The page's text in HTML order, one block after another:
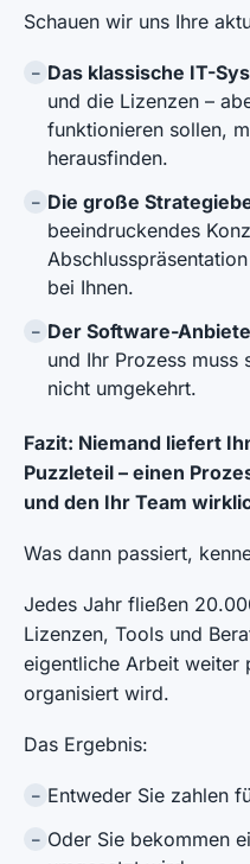
Schauen wir uns Ihre
– Das klassische IT-
und die Lizenzen –
funktionieren sollen,
herausfinden.
– Die große
beeindruckendes
bei Ihnen.
– Der Software-
und Ihr Prozess muss
nicht umgekehrt.
Fazit: Niemand liefert
Puzzleteil – einen
und den Ihr Team
Was dann passiert,
Jedes Jahr fließen
Lizenzen, Tools und
eigentliche Arbeit weiter
organisiert wird.
Das Ergebnis:
– Entweder Sie zahlen
– Oder Sie bekommen